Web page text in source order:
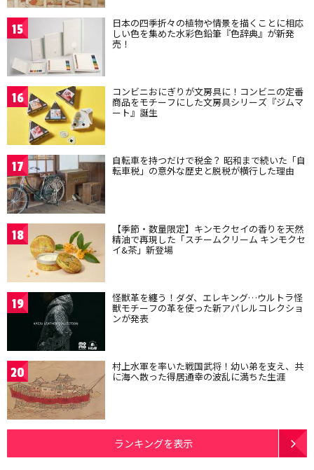
15 日本の四季折々の植物や情景を描くことに相応
しい色を集めた水彩色鉛筆『色辞典』が新発
売！
16 コンビニおにぎりが文房具に！コンビニの定番
商品をモチーフにした文房具シリーズ『ジムマ
ート』誕生
17 自転車を持つだけで税金？ 昭和まで続いた「自
転車税」の意外な歴史と脱税が横行した理由
18 【季節・数量限定】キンモクセイの香りを天然
精油で再現した「スチームクリーム キンモクセ
イ&茶」新登場
19 怪獣革を纏う！ダダ、エレキング…ウルトラ怪
獣モチーフの革を使った新アパレルコレクショ
ンが発表
20 村上水軍を率いた戦国武将！幼い弟を支え、共
に海へ散った得居通幸の波乱に満ちた生涯
ランキングを表示